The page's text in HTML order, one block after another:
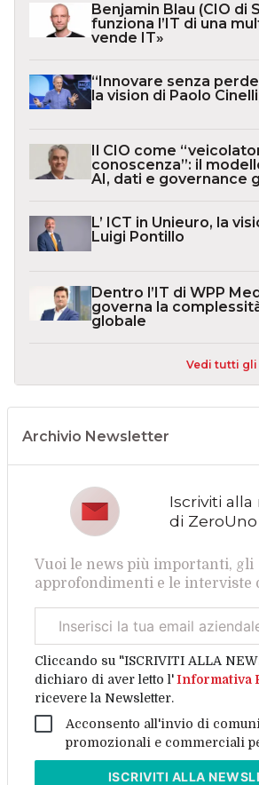
Benjamin Blau (CIO di
funziona l’IT di una
vende IT»
“Innovare senza
la vision di Paolo
Il CIO come
conoscenza”: il
AI, dati e governance
L’ ICT in Unieuro, la
Luigi Pontillo
Dentro l’IT di WPP
governa la
globale
Vedi tutti
Archivio Newsletter
Iscriviti
di ZeroUno
Vuoi le news più importanti, gli
approfondimenti e le interviste
aziendale
Cliccando su "ISCRIVITI ALLA
dichiaro di aver letto l'Informativa
ricevere la Newsletter.
Acconsento all'invio di
promozionali e commerciali
ISCRIVITI ALLA